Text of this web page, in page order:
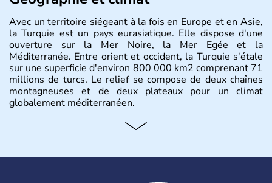
Avec un territoire siégeant à la fois en Europe et en Asie,
la Turquie est un pays eurasiatique. Elle dispose d'une
ouverture sur la Mer Noire, la Mer Egée et la
Méditerranée. Entre orient et occident, la Turquie s'étale
sur une superficie d'environ 800 000 km2 comprenant 71
millions de turcs. Le relief se compose de deux chaînes
montagneuses et de deux plateaux pour un climat
globalement méditerranéen.
Histoire et administration
originaire d'Asie ayant émigré vers l'Ouest. Ces tribus